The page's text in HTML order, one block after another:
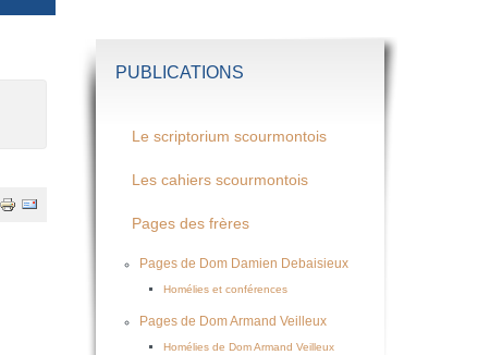
PUBLICATIONS
Le scriptorium scourmontois
Les cahiers scourmontois
Pages des frères
Pages de Dom Damien Debaisieux
Homélies et conférences
Pages de Dom Armand Veilleux
Homélies de Dom Armand Veilleux